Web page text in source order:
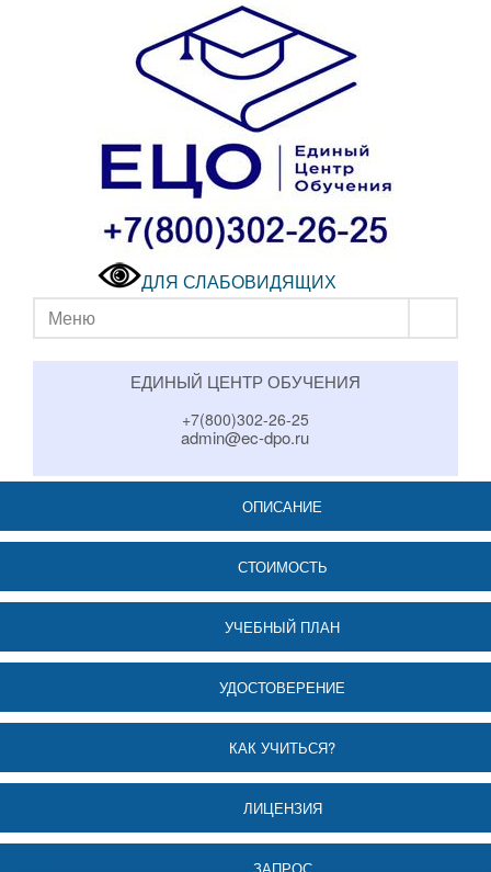
ДЛЯ СЛАБОВИДЯЩИХ
Меню
ЕДИНЫЙ ЦЕНТР ОБУЧЕНИЯ
+7(800)302-26-25
admin@ec-dpo.ru
ОПИСАНИЕ
СТОИМОСТЬ
УЧЕБНЫЙ ПЛАН
УДОСТОВЕРЕНИЕ
КАК УЧИТЬСЯ?
ЛИЦЕНЗИЯ